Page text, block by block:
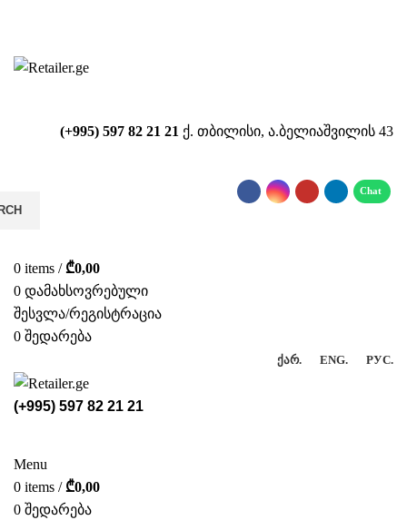
(+995) 597 82 21 21 ქ. თბილისი, ა.ბელიაშვილის 43
0 items / ₾0,00
0 დამახსოვრებული
შესვლა/რეგისტრაცია
0 შედარება
ᲥᲐᲠ. ENG. РУС.
(+995) 597 82 21 21
Menu
0 items / ₾0,00
0 შედარება